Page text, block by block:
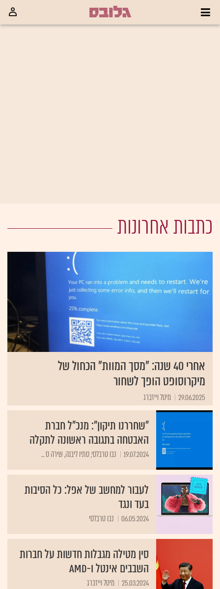
כתבות אחרונות
אחרי 40 שנה: "מסך המוות" הכחול של
מיקרוסופט הופך לשחור
29.06.2025 מיטל וייזברג
"שחררנו תיקון": מנכ"ל חברת
האבטחה בתגובה ראשונה לתקלה
19.07.2024 נבו טרבלסי, סתיו ליבנה, שירה ס ...
לעבור למחשב של אפל: כל הסיבות
בעד ונגד
06.05.2024 נבו טרבלסי
סין מטילה מגבלות חדשות על חברות
השבבים אינטל ו-AMD
25.03.2024 מיטל וייזברג